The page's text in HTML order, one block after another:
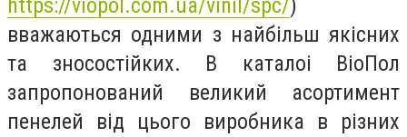
https://viopol.com.ua/vinil/spc/)
вважаються одними з найбільш якісних
та зносостійких. В каталоі ВіоПол
запропонований великий асортимент
пенелей від цього виробника в різних